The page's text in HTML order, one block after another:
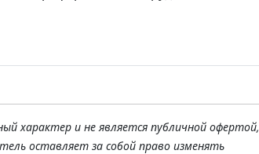
характер и не является публичной офертой,
оставляет за собой право изменять